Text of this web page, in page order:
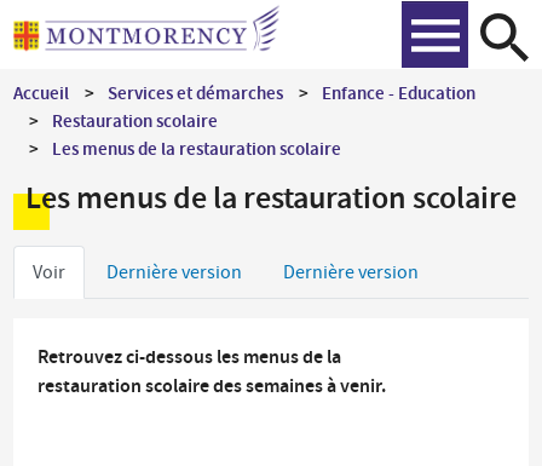
Aller
au
principal
Accueil Services et démarches
Enfance - Education
Restauration scolaire
Les menus de la restauration scolaire
Les menus de la restauration scolaire
Onglets
Voir Dernière version Dernière version
Retrouvez ci-dessous les menus de la
restauration scolaire des semaines à venir.